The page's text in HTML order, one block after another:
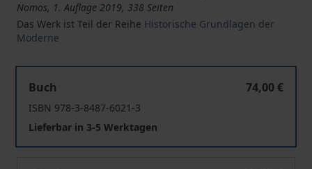
Nomos, 1. Auflage 2019, 338 Seiten
Das Werk ist Teil der Reihe Historische Grundlagen der
Moderne
Buch
74,00 €
ISBN 978-3-8487-6021-3
Lieferbar in 3-5 Werktagen